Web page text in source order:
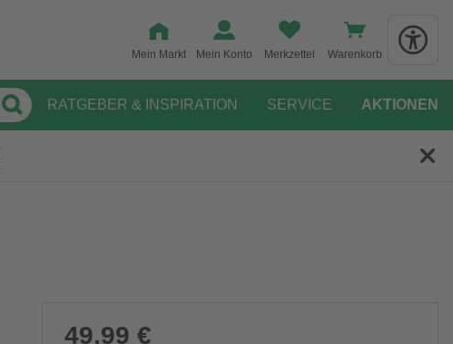
Mein Markt Mein Konto Merkzettel Warenkorb
RATGEBER & INSPIRATION SERVICE AKTIONEN
49,99 €